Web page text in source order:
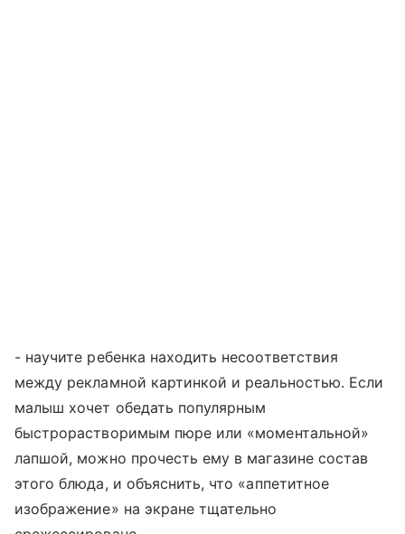
- научите ребенка находить несоответствия
между рекламной картинкой и реальностью. Если
малыш хочет обедать популярным
быстрорастворимым пюре или «моментальной»
лапшой, можно прочесть ему в магазине состав
этого блюда, и объяснить, что «аппетитное
изображение» на экране тщательно